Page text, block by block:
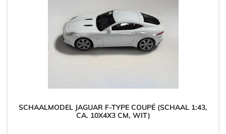
SCHAALMODEL JAGUAR F-TYPE COUPÉ (SCHAAL 1:43,
CA. 10X4X3 CM, WIT)